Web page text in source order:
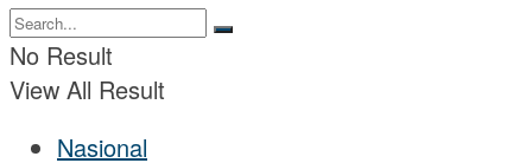
No Result
View All Result
Nasional